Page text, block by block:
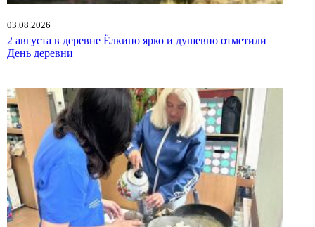
03.08.2026
2 августа в деревне Ёлкино ярко и душевно отметили
День деревни